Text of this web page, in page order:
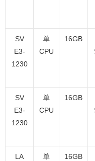
SV
E3-
1230
单
CPU
16GB
SV
E3-
1230
单
CPU
16GB
LA
单
16GB